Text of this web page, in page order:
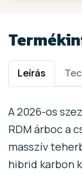
Leírás
A 2026-os
RDM árboc a
masszív
hibrid karbon